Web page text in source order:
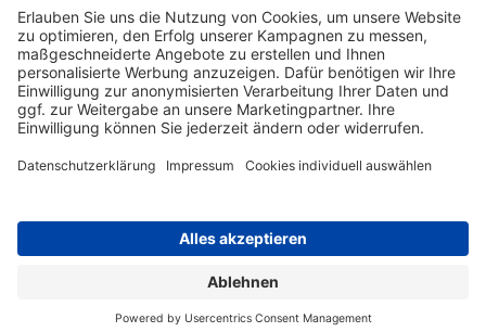
Sie sind auf der Suche nach dem passenden Druckerzubehör
oder Zubehör für das Büro, den Computer oder Ihr
Smartphone? Dann sind Sie bei Druckerzubehoer.de genau
richtig! Unser breites Sortiment bietet unter anderem Tinte
und Toner für alle gängigen Druckermodelle – großer sowie
kleiner Hersteller. Zugleich sind wir Ihr Online Fachhandel für
einrichten, die Werkstatt ausstatten oder den Alltag mit
was Ihren Arbeitsplatz noch komfortabler macht, finden Sie
bei uns auch Bastelspaß, Schulbedarf, Beleuchtung,
für die ganze Familie. Entdecken Sie günstige Angebote und